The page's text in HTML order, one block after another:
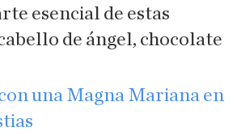
esencial de estas
de ángel, chocolate
una Magna Mariana en